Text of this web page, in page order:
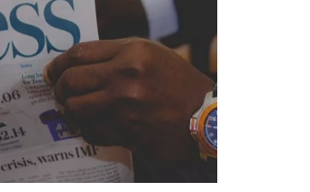
conference is intended for
in the semiconductor
engineers, professional
and senior executives.
לחץ לפרטים